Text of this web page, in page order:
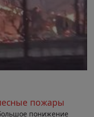
пожары
понижение